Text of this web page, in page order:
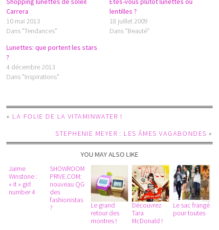
Carrera
10 mai 2013
Dans "Tendances"
lentilles ?
18 juillet 2009
Dans "Beauté"
Lunettes: que portent les stars
?
4 décembre 2013
Dans "Inspirations"
« LA FOLIE DE LA VITAMINWATER !
STEPHENIE MEYER : LES ÂMES VAGABONDES »
YOU MAY ALSO LIKE
Jaime
Winstone :
« it » girl
number 4
SHOWROOM
PRIVE.COM:
nouveau QG
des
fashionistas
?
Le grand
retour des
montres !
Découvrez
Tara
McDonald !
Le sac frangé
pour toutes